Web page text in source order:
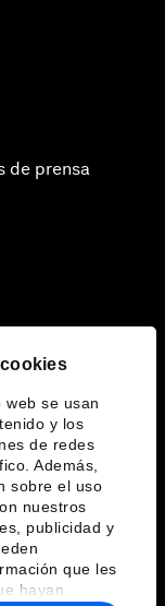
web se usan
y los
de redes
Además,
sobre el uso
nuestros
publicidad y
que les
hayan
de prensa